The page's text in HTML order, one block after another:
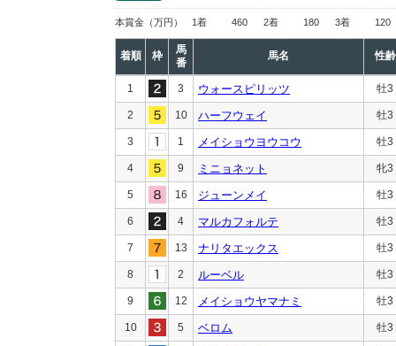
本賞金 （万円） 1着 460 2着 180 3着 120
着順 枠
馬
番
馬名 性齢
1 3 ウォースピリッツ 牡3
2 10 ハーフウェイ 牡3
3 1 メイショウヨウコウ 牡3
4 9 ミニョネット 牝3
5 16 ジューンメイ 牡3
6 4 マルカフォルテ 牡3
7 13 ナリタエックス 牡3
8 2 ルーベル 牡3
9 12 メイショウヤマナミ 牡3
10 5 ベロム 牡3